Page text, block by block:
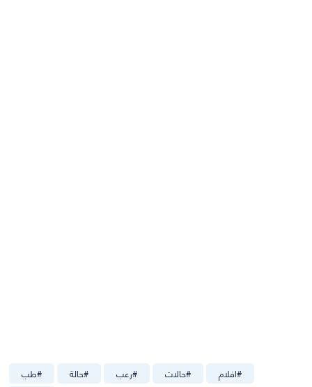
#طب #حالة #رعب #حالات #افلام